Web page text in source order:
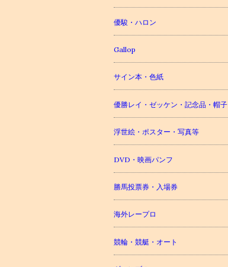
優駿・ハロン
Gallop
サイン本・色紙
優勝レイ・ゼッケン・記念品・帽子
浮世絵・ポスター・写真等
DVD・映画パンフ
勝馬投票券・入場券
海外レープロ
競輪・競艇・オート